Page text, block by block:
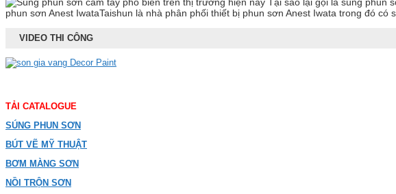
Tại sao lại gọi là súng phun
phun sơn Anest IwataTaishun là nhà phân phối thiết bị phun sơn Anest Iwata trong đó
VIDEO THI CÔNG
TẢI CATALOGUE
SÚNG PHUN SƠN
BÚT VẼ MỸ THUẬT
BƠM MÀNG SƠN
NỒI TRỘN SƠN